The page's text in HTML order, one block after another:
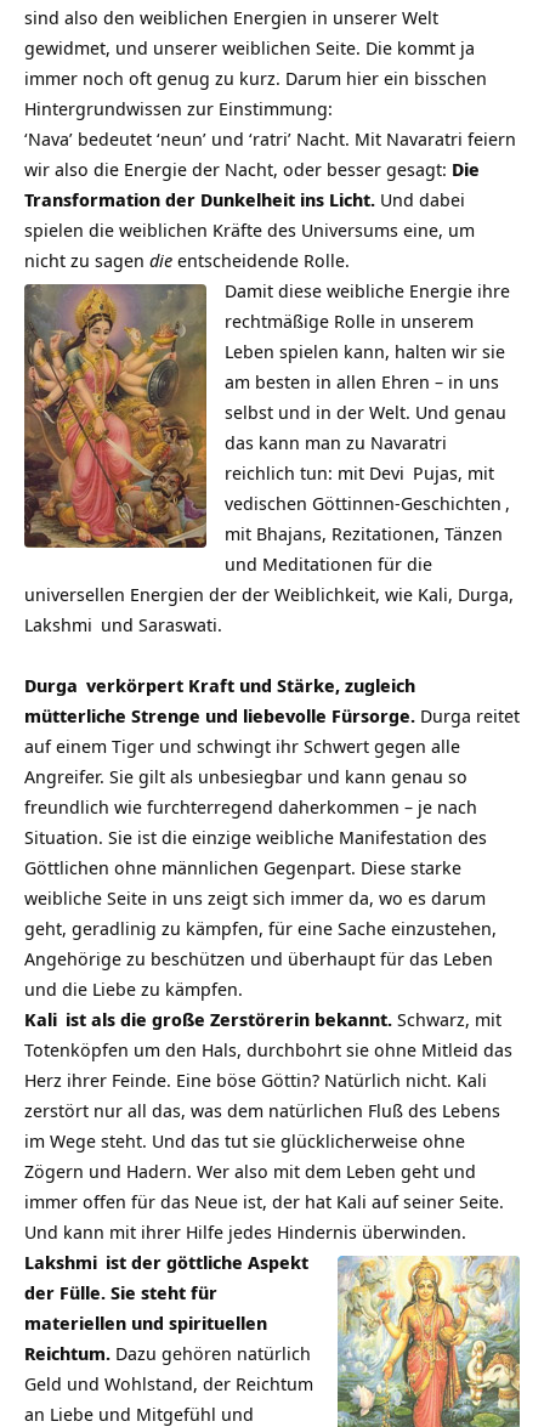
sind also den weiblichen Energien in unserer Welt
gewidmet, und unserer weiblichen Seite. Die kommt ja
immer noch oft genug zu kurz. Darum hier ein bisschen
Hintergrundwissen zur Einstimmung:
‘Nava’ bedeutet ‘neun’ und ‘ratri’ Nacht. Mit Navaratri feiern
wir also die Energie der Nacht, oder besser gesagt: Die
Transformation der Dunkelheit ins Licht. Und dabei
spielen die weiblichen Kräfte des Universums eine, um
nicht zu sagen die entscheidende Rolle.
Damit diese weibliche Energie ihre
rechtmäßige Rolle in unserem
Leben spielen kann, halten wir sie
am besten in allen Ehren – in uns
selbst und in der Welt. Und genau
das kann man zu Navaratri
reichlich tun: mit Devi Pujas, mit
vedischen Göttinnen-Geschichten ,
mit Bhajans, Rezitationen, Tänzen
und Meditationen für die
universellen Energien der der Weiblichkeit, wie Kali, Durga,
Lakshmi und Saraswati.
Durga verkörpert Kraft und Stärke, zugleich
mütterliche Strenge und liebevolle Fürsorge. Durga reitet
auf einem Tiger und schwingt ihr Schwert gegen alle
Angreifer. Sie gilt als unbesiegbar und kann genau so
freundlich wie furchterregend daherkommen – je nach
Situation. Sie ist die einzige weibliche Manifestation des
Göttlichen ohne männlichen Gegenpart. Diese starke
weibliche Seite in uns zeigt sich immer da, wo es darum
geht, geradlinig zu kämpfen, für eine Sache einzustehen,
Angehörige zu beschützen und überhaupt für das Leben
und die Liebe zu kämpfen.
Kali ist als die große Zerstörerin bekannt. Schwarz, mit
Totenköpfen um den Hals, durchbohrt sie ohne Mitleid das
Herz ihrer Feinde. Eine böse Göttin? Natürlich nicht. Kali
zerstört nur all das, was dem natürlichen Fluß des Lebens
im Wege steht. Und das tut sie glücklicherweise ohne
Zögern und Hadern. Wer also mit dem Leben geht und
immer offen für das Neue ist, der hat Kali auf seiner Seite.
Und kann mit ihrer Hilfe jedes Hindernis überwinden.
Lakshmi ist der göttliche Aspekt
der Fülle. Sie steht für
materiellen und spirituellen
Reichtum. Dazu gehören natürlich
Geld und Wohlstand, der Reichtum
an Liebe und Mitgefühl und